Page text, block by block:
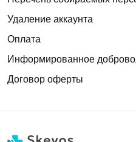
Удаление аккаунта
Оплата
Информированное
Договор оферты